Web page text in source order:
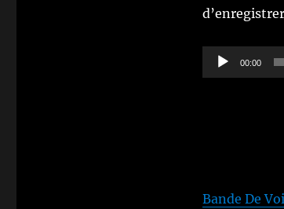
Lecteur
audio
00:00
Bande De